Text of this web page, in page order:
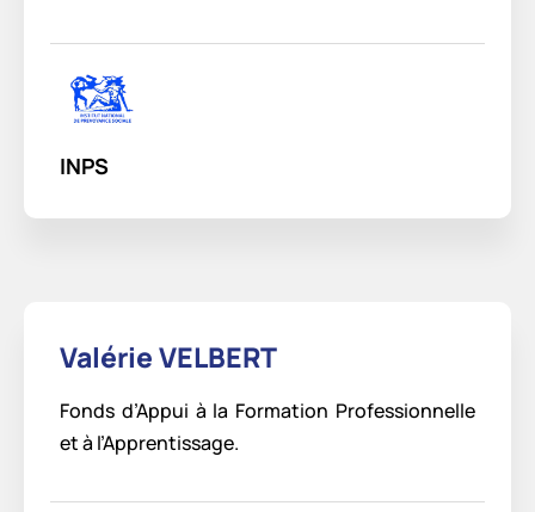
INPS
Valérie VELBERT
Fonds d’Appui à la Formation Professionnelle
et à l’Apprentissage.